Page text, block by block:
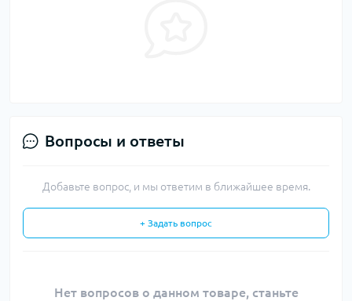
Вопросы и ответы
Добавьте вопрос, и мы ответим в ближайшее время.
+ Задать вопрос
Нет вопросов о данном товаре, станьте